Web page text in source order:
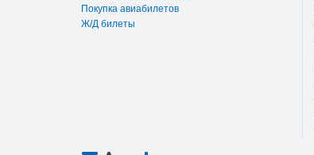
Покупка авиабилетов
Ж/Д билеты